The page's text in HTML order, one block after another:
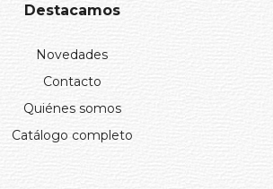
Destacamos
Novedades
Contacto
Quiénes somos
Catálogo completo